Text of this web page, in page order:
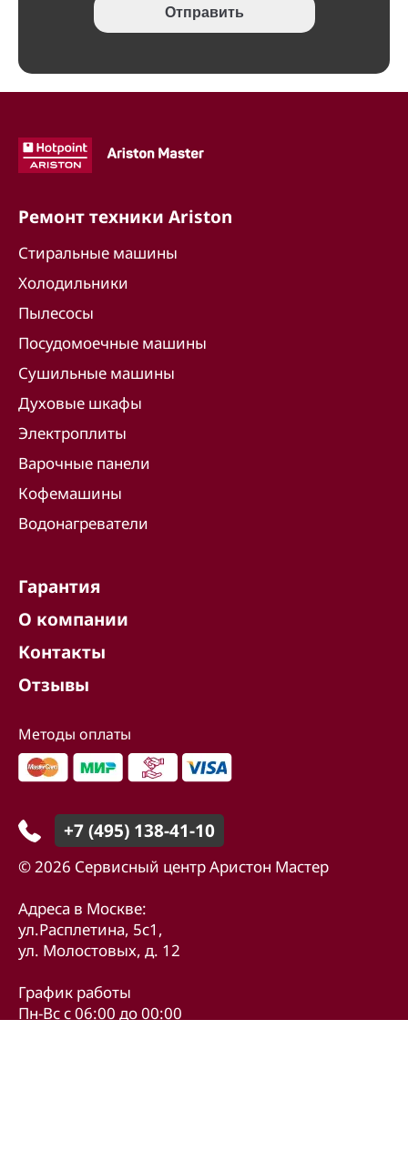
Отправить
Ремонт техники Ariston
Стиральные машины
Холодильники
Пылесосы
Посудомоечные машины
Сушильные машины
Духовые шкафы
Электроплиты
Варочные панели
Кофемашины
Водонагреватели
Гарантия
О компании
Контакты
Отзывы
Методы оплаты
+7 (495) 138-41-10
© 2026 Сервисный центр Аристон Мастер
Адреса в Москве:
ул.Расплетина, 5с1,
ул. Молостовых, д. 12
График работы
Пн-Вс с 06:00 до 00:00